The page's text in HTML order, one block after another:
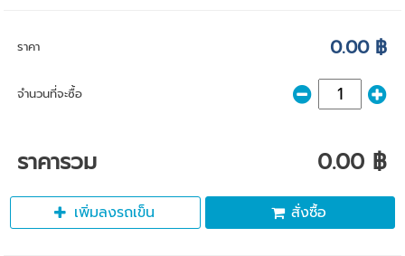
ราคา 0.00 ฿
จำนวนที่จะซื้อ
ราคารวม 0.00 ฿
เพิ่มลงรถเข็น สั่งซื้อ